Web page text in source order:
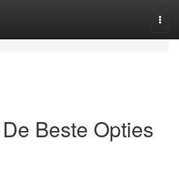
Beste Opties